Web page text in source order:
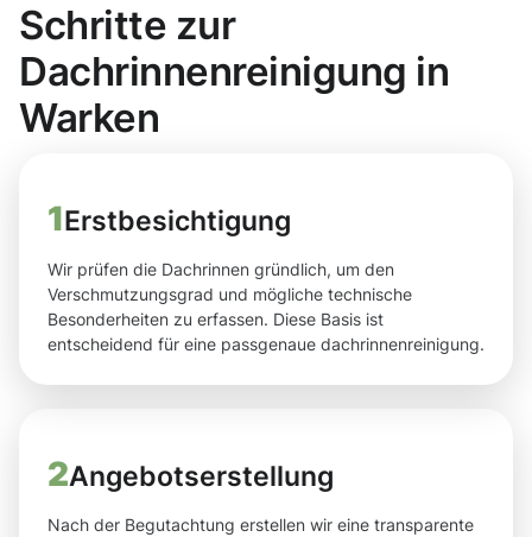
Schritte zur
Dachrinnenreinigung in
Warken
1Erstbesichtigung
Wir prüfen die Dachrinnen gründlich, um den
Verschmutzungsgrad und mögliche technische
Besonderheiten zu erfassen. Diese Basis ist
entscheidend für eine passgenaue dachrinnenreinigung.
2Angebotserstellung
Nach der Begutachtung erstellen wir eine transparente